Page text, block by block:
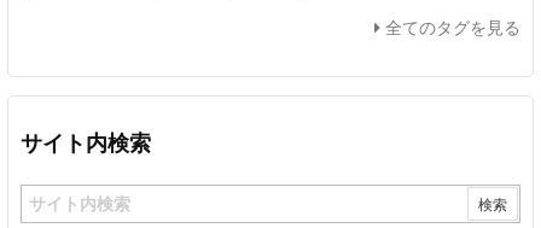
全てのタグを見る
サイト内検索